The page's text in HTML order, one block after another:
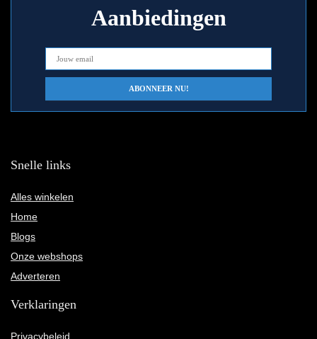
Aanbiedingen
Snelle links
Alles winkelen
Home
Blogs
Onze webshops
Adverteren
Verklaringen
Privacybeleid